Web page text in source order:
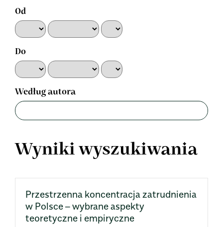
Od
Do
Według autora
Wyniki wyszukiwania
Przestrzenna koncentracja zatrudnienia
w Polsce – wybrane aspekty
teoretyczne i empiryczne